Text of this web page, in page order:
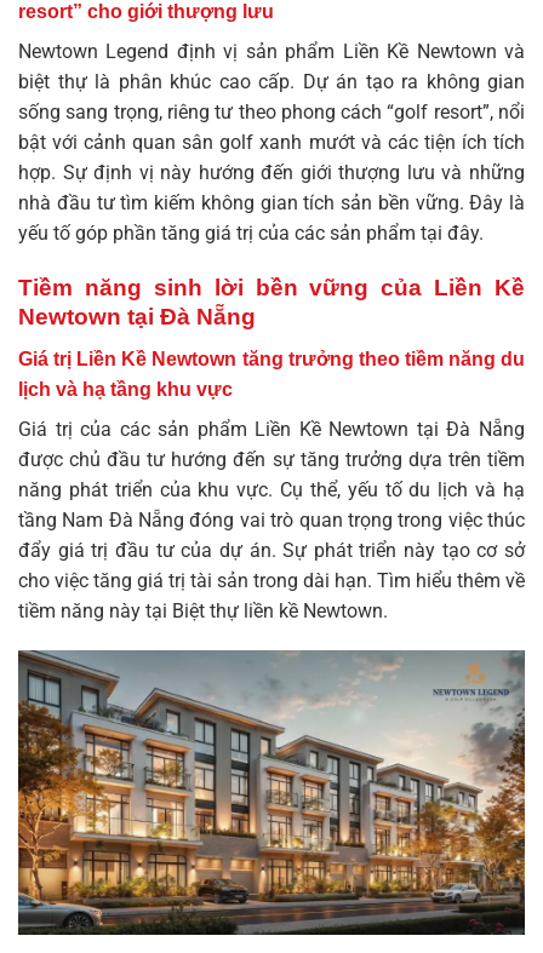
resort” cho giới thượng lưu
Newtown Legend định vị sản phẩm Liền Kề Newtown và
biệt thự là phân khúc cao cấp. Dự án tạo ra không gian
sống sang trọng, riêng tư theo phong cách “golf resort”, nổi
bật với cảnh quan sân golf xanh mướt và các tiện ích tích
hợp. Sự định vị này hướng đến giới thượng lưu và những
nhà đầu tư tìm kiếm không gian tích sản bền vững. Đây là
yếu tố góp phần tăng giá trị của các sản phẩm tại đây.
Tiềm năng sinh lời bền vững của Liền Kề
Newtown tại Đà Nẵng
Giá trị Liền Kề Newtown tăng trưởng theo tiềm năng du
lịch và hạ tầng khu vực
Giá trị của các sản phẩm Liền Kề Newtown tại Đà Nẵng
được chủ đầu tư hướng đến sự tăng trưởng dựa trên tiềm
năng phát triển của khu vực. Cụ thể, yếu tố du lịch và hạ
tầng Nam Đà Nẵng đóng vai trò quan trọng trong việc thúc
đẩy giá trị đầu tư của dự án. Sự phát triển này tạo cơ sở
cho việc tăng giá trị tài sản trong dài hạn. Tìm hiểu thêm về
tiềm năng này tại Biệt thự liền kề Newtown.